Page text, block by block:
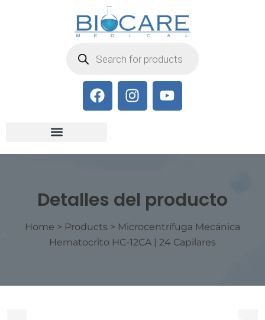
Detalles del producto
Home > Products > Microcentrífuga Mecánica
Hematocrito HC-12CA | 24 Capilares